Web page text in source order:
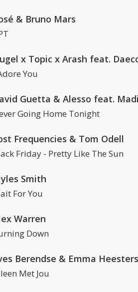
& Bruno Mars
You
Going Home Tonight
Frequencies & Tom Odell
Friday - Pretty Like The Sun
Smith
For You
Warren
Down
Berendse & Emma Heesters
Met Jou